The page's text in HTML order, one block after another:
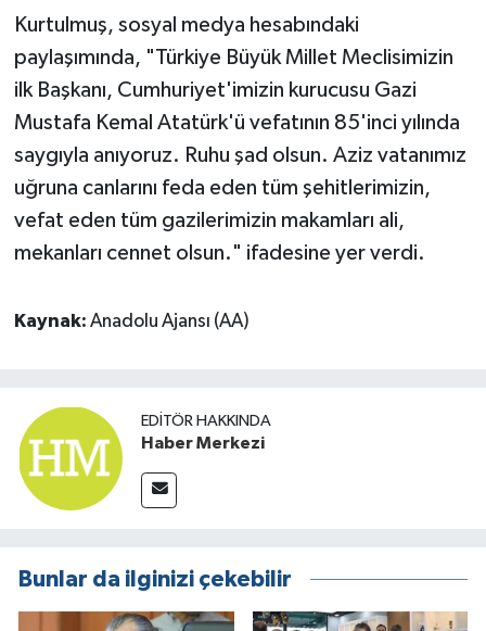
Kurtulmuş, sosyal medya hesabındaki
paylaşımında, "Türkiye Büyük Millet Meclisimizin
ilk Başkanı, Cumhuriyet'imizin kurucusu Gazi
Mustafa Kemal Atatürk'ü vefatının 85'inci yılında
saygıyla anıyoruz. Ruhu şad olsun. Aziz vatanımız
uğruna canlarını feda eden tüm şehitlerimizin,
vefat eden tüm gazilerimizin makamları ali,
mekanları cennet olsun." ifadesine yer verdi.
Kaynak: Anadolu Ajansı (AA)
EDITÖR HAKKINDA
Haber Merkezi
Bunlar da ilginizi çekebilir
TEKNOLOJİ
TURİZM
YAŞAM